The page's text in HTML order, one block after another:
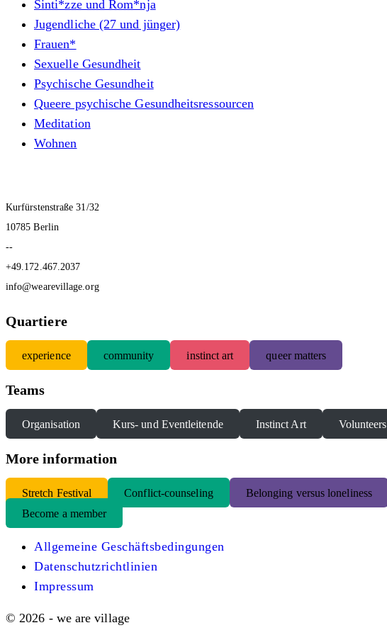
Sinti*zze und Rom*nja
Jugendliche (27 und jünger)
Frauen*
Sexuelle Gesundheit
Psychische Gesundheit
Queere psychische Gesundheitsressourcen
Meditation
Wohnen
Kurfürstenstraße 31/32
10785 Berlin
--
+49.172.467.2037
info@wearevillage.org
Quartiere
experience community instinct art queer matters
Teams
Organisation Kurs- und Eventleitende Instinct Art Volunteers
More information
Stretch Festival Conflict-counseling Belonging versus loneliness
Become a member
Allgemeine Geschäftsbedingungen
Datenschutzrichtlinien
Impressum
© 2026 - we are village